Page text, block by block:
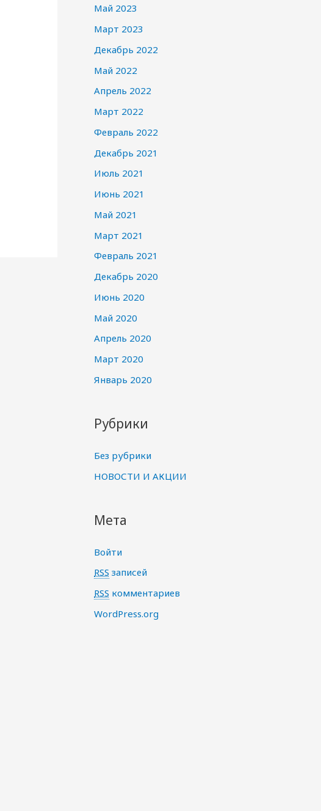
Май 2023
Март 2023
Декабрь 2022
Май 2022
Апрель 2022
Март 2022
Февраль 2022
Декабрь 2021
Июль 2021
Июнь 2021
Май 2021
Март 2021
Февраль 2021
Декабрь 2020
Июнь 2020
Май 2020
Апрель 2020
Март 2020
Январь 2020
Рубрики
Без рубрики
НОВОСТИ И АКЦИИ
Мета
Войти
RSS записей
RSS комментариев
WordPress.org